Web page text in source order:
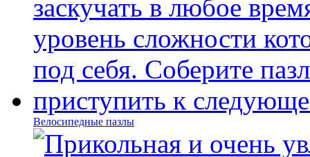
Велосипедные пазлы